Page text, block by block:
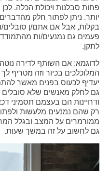
פחות סבלנות ויכולת הכלה.
יותר. ניתן לפתור חלק
בקלות, אבל אם אתם/ן סובלים/
פעמים גם נמנעים/ות
לתקן.
לדוגמא: אם השותף לדירה
המלוכלכים בכיור וזה מטריף
יעדיף לכעוס בפנים מאשר
גם לחלק מאנשים שלא סובלים
ודחיינות הם בעצמם תסמיני
רק שהם נמנעים מלעשות
ממורמרים על המצב ובגלל
גם לחשוב על זה במשך שעות.